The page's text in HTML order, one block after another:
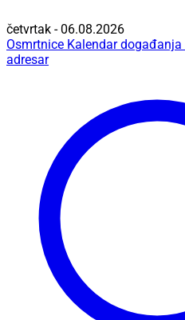
četvrtak - 06.08.2026
Osmrtnice Kalendar događanja
adresar